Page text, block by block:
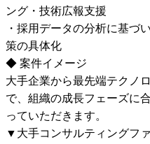
ング・技術広報支援
・採用データの分析に基づ
策の具体化
◆ 案件イメージ
大手企業から最先端テクノ
で、組織の成長フェーズに
っていただきます。
▼大手コンサルティングフ